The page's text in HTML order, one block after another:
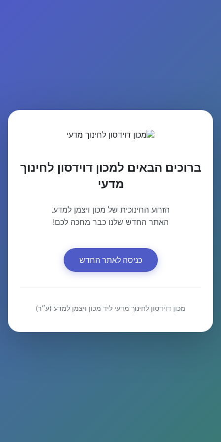
ברוכים הבאים למכון דוידסון לחינוך
מדעי
הזרוע החינוכית של מכון ויצמן למדע.
האתר החדש שלנו כבר מחכה לכם!
כניסה לאתר החדש
מכון דוידסון לחינוך מדעי ליד מכון ויצמן למדע (ע״ר)